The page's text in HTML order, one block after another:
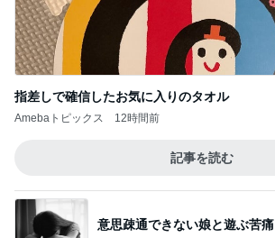
指差しで確信したお気に入りのタオル
Amebaトピックス 12時間前
記事を読む
意思疎通できない娘と遊ぶ苦痛